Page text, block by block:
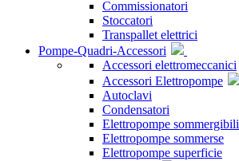
Commissionatori
Stoccatori
Transpallet elettrici
Pompe-Quadri-Accessori
Accessori elettromeccanici
Accessori Elettropompe
Autoclavi
Condensatori
Elettropompe sommergibili
Elettropompe sommerse
Elettropompe superficie